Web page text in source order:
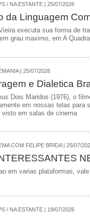
/ NA ESTANTE | 25/07/2026
da Linguagem
executa sua forma de
grau maximo, em A
| 25/07/2026
e Dialetica
Dois Maridos (1976), o
em nossas telas para
visto em salas de cinema
COM FELIPE BRIDA | 25/07/
em varias plataformas,
/ NA ESTANTE | 19/07/2026